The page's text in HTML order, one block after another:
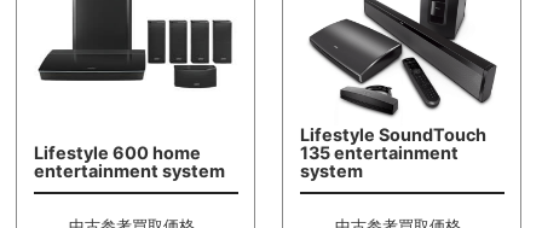
Lifestyle 600 home
entertainment system
Lifestyle SoundTouch
135 entertainment
system